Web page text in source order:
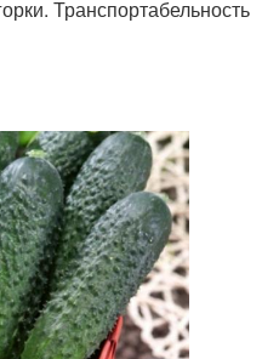
Транспортабельность